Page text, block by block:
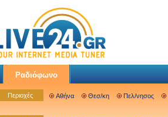
Ραδιόφωνο
Περιοχές Αθήνα Θεσ/κη Πελ/νησος